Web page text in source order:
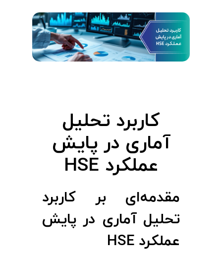
ر
کاربرد تحلیل
آماری در پایش
عملکرد HSE
مقدمه‌ای بر کاربرد
تحلیل آماری در پایش
عملکرد HSE